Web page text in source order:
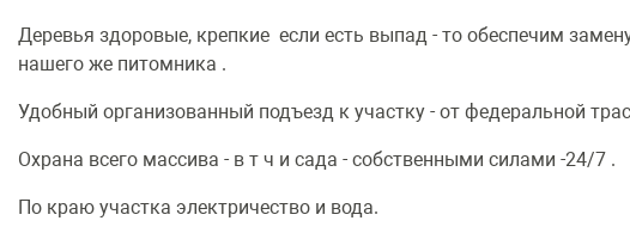
Деревья здоровые, крепкие если есть выпад - то обеспечим
нашего же питомника .
Удобный организованный подъезд к участку - от федеральной
Охрана всего массива - в т ч и сада - собственными силами -24/7 .
По краю участка электричество и вода.